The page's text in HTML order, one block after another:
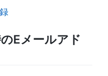
Eメールアド